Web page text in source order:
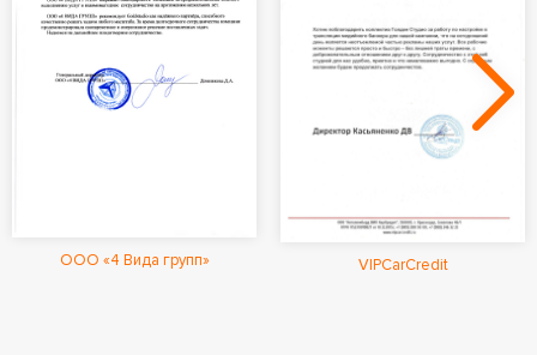
ООО «4 Вида групп» VIPCarCredit